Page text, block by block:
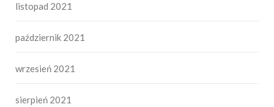
listopad 2021
październik 2021
wrzesień 2021
sierpień 2021